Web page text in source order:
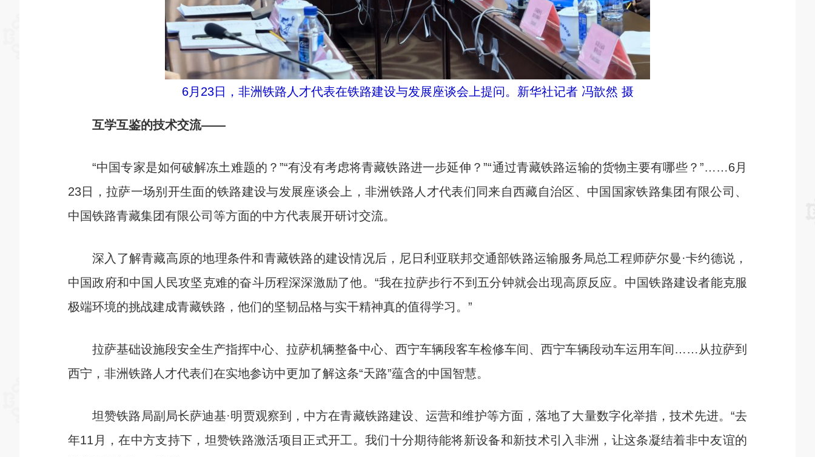
6月23日，非洲铁路人才代表在铁路建设与发展座谈会上提问。新华社记者 冯歆然 摄
互学互鉴的技术交流——
“中国专家是如何破解冻土难题的？”“有没有考虑将青藏铁路进一步延伸？”“通过青藏铁路运输的货物主要有哪些？”……6月
23日，拉萨一场别开生面的铁路建设与发展座谈会上，非洲铁路人才代表们同来自西藏自治区、中国国家铁路集团有限公司、
中国铁路青藏集团有限公司等方面的中方代表展开研讨交流。
深入了解青藏高原的地理条件和青藏铁路的建设情况后，尼日利亚联邦交通部铁路运输服务局总工程师萨尔曼·卡约德说，
中国政府和中国人民攻坚克难的奋斗历程深深激励了他。“我在拉萨步行不到五分钟就会出现高原反应。中国铁路建设者能克服
极端环境的挑战建成青藏铁路，他们的坚韧品格与实干精神真的值得学习。”
拉萨基础设施段安全生产指挥中心、拉萨机辆整备中心、西宁车辆段客车检修车间、西宁车辆段动车运用车间……从拉萨到
西宁，非洲铁路人才代表们在实地参访中更加了解这条“天路”蕴含的中国智慧。
坦赞铁路局副局长萨迪基·明贾观察到，中方在青藏铁路建设、运营和维护等方面，落地了大量数字化举措，技术先进。“去
年11月，在中方支持下，坦赞铁路激活项目正式开工。我们十分期待能将新设备和新技术引入非洲，让这条凝结着非中友谊的